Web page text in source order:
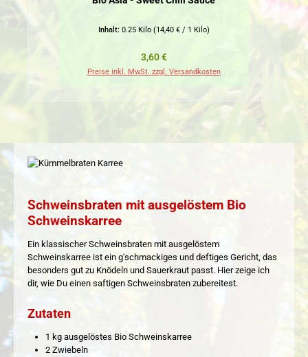
Inhalt: 0.25 Kilo (14,40 € / 1 Kilo)
Regulärer Preis:
3,60 €
Preise inkl. MwSt. zzgl. Versandkosten
Schweinsbraten mit ausgelöstem Bio
Schweinskarree
Ein klassischer Schweinsbraten mit ausgelöstem
Schweinskarree ist ein g'schmackiges und deftiges Gericht, das
besonders gut zu Knödeln und Sauerkraut passt. Hier zeige ich
dir, wie Du einen saftigen Schweinsbraten zubereitest.
Zutaten
1 kg ausgelöstes Bio Schweinskarree
2 Zwiebeln